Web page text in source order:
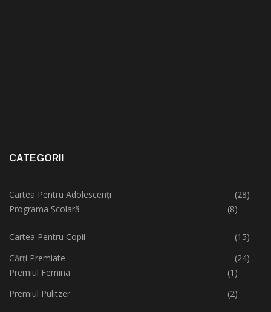
CATEGORII
Cartea Pentru Adolescenți
(28)
Programa Școlară
(8)
Cartea Pentru Copii
(15)
Cărți Premiate
(24)
Premiul Femina
(1)
Premiul Pulitzer
(2)